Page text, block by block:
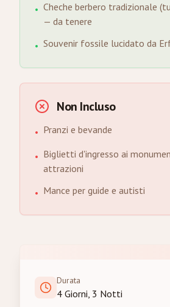
• Cheche berbero tradizionale
— da tenere
• Souvenir fossile lucidato da
Non Incluso
• Pranzi e bevande
• Biglietti d'ingresso ai
attrazioni
• Mance per guide e autisti
Durata
4 Giorni, 3 Notti